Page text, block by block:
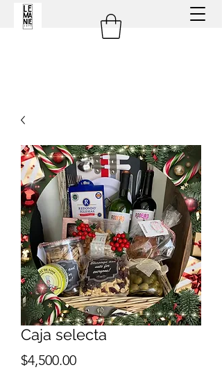
Caja selecta
$4,500.00Precio